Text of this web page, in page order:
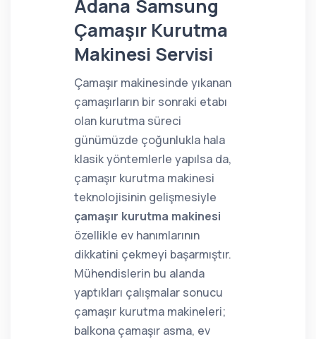
Adana Samsung
Çamaşır Kurutma
Makinesi Servisi
Çamaşır makinesinde yıkanan
çamaşırların bir sonraki etabı
olan kurutma süreci
günümüzde çoğunlukla hala
klasik yöntemlerle yapılsa da,
çamaşır kurutma makinesi
teknolojisinin gelişmesiyle
çamaşır kurutma makinesi
özellikle ev hanımlarının
dikkatini çekmeyi başarmıştır.
Mühendislerin bu alanda
yaptıkları çalışmalar sonucu
çamaşır kurutma makineleri;
balkona çamaşır asma, ev